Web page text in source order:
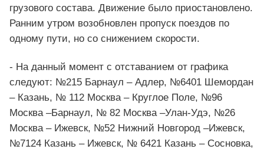
грузового состава. Движение было приостановлено.
Ранним утром возобновлен пропуск поездов по
одному пути, но со снижением скорости.
- На данный момент с отставанием от графика
следуют: №215 Барнаул – Адлер, №6401 Шемордан
– Казань, № 112 Москва – Круглое Поле, №96
Москва –Барнаул, № 82 Москва –Улан-Удэ, №26
Москва – Ижевск, №52 Нижний Новгород –Ижевск,
№7124 Казань – Ижевск, № 6421 Казань – Сосновка,